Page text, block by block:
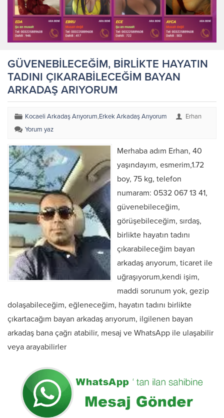
GÜVENEBİLECEĞİM, BİRLİKTE HAYATIN
TADINI ÇIKARABİLECEĞİM BAYAN
ARKADAŞ ARIYORUM
Kocaeli Arkadaş Arıyorum,Erkek Arkadaş Arıyorum
Erhan
Yorum yaz
Merhaba adım Erhan, 40
yaşındayım, esmerim,1.72
boy, 75 kg, telefon
numaram: 0532 067 13 41,
güvenebileceğim,
görüşebileceğim, sırdaş,
birlikte hayatın tadını
çıkarabileceğim bayan
arkadaş arıyorum, ticaret ile
uğraşıyorum,kendi işim,
maddi sorunum yok, gezip
dolaşabileceğim, eğleneceğim, hayatın tadını birlikte
çıkartacağım bayan arkadaş arıyorum, ilgilenen bayan
arkadaş bana çağrı atabilir, mesaj ve WhatsApp ile ulaşabilir
veya arayabilirler